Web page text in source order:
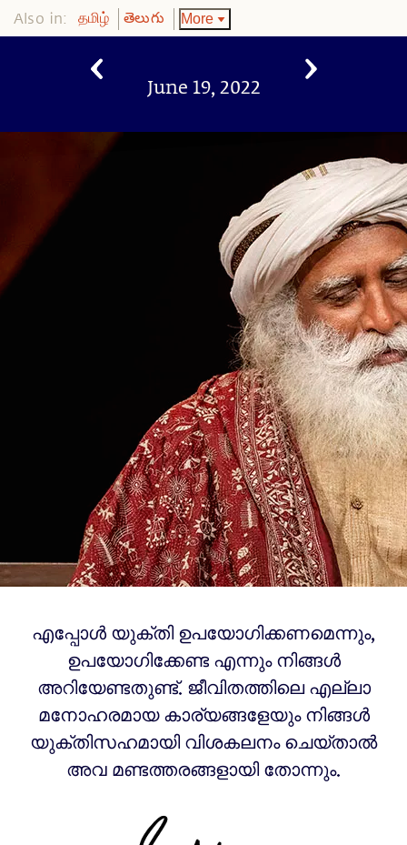
Also in: தமிழ் తెలుగు More
June 19, 2022
എപ്പോൾ യുക്തി ഉപയോഗിക്കണമെന്നും,
ഉപയോഗിക്കേണ്ട എന്നും നിങ്ങൾ
അറിയേണ്ടതുണ്ട്. ജീവിതത്തിലെ എല്ലാ
മനോഹരമായ കാര്യങ്ങളേയും നിങ്ങൾ
യുക്തിസഹമായി വിശകലനം ചെയ്‌താൽ
അവ മണ്ടത്തരങ്ങളായി തോന്നും.